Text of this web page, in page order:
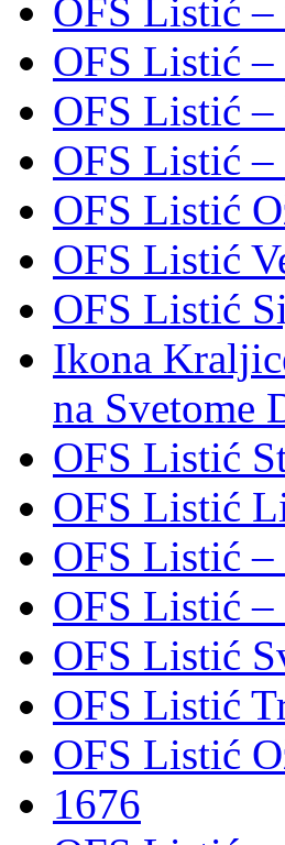
OFS Listić –
OFS Listić
OFS Listić
OFS Listić
OFS Listić
OFS Listić
OFS Listić
Ikona
na Svetome
OFS Listić
OFS Listić
OFS Listić
OFS Listić
OFS Listić
OFS Listić
OFS Listić
1676